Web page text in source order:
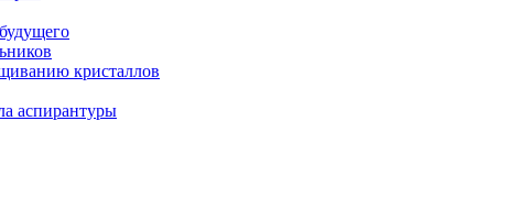
кристаллов
аспирантуры